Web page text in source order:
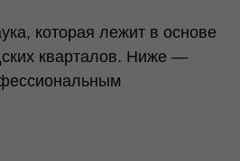
которая лежит в основе
кварталов. Ниже —